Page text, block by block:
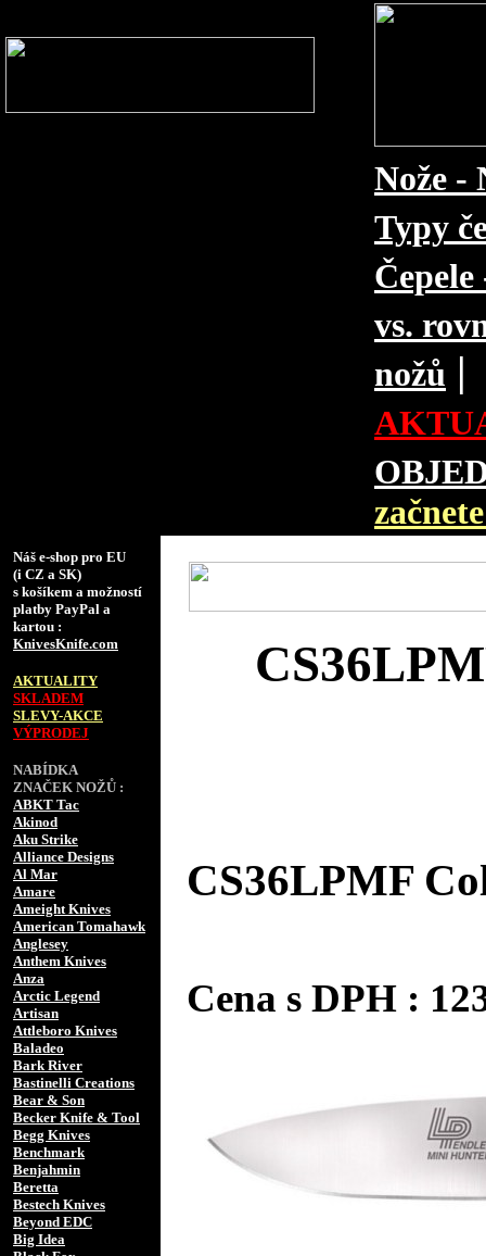
Nože -
Typy
vs.
nožů |
Náš e-shop pro EU
(i CZ a SK)
s košíkem a možností
platby PayPal a
kartou :
KnivesKnife.com
AKTUALITY
SKLADEM
SLEVY-AKCE
VÝPRODEJ
NABÍDKA
ZNAČEK NOŽŮ :
ABKT Tac
Akinod
Aku Strike
Alliance Designs
Al Mar
Amare
Ameight Knives
American Tomahawk
Anglesey
Anthem Knives
Anza
Arctic Legend
Artisan
Attleboro Knives
Baladeo
Bark River
Bastinelli Creations
Bear & Son
Becker Knife & Tool
Begg Knives
Benchmark
Benjahmin
Beretta
Bestech Knives
Beyond EDC
Big Idea
CS36LPMF
Cena s DPH :